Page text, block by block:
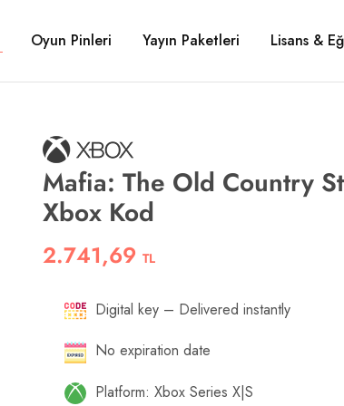
Oyun Pinleri Yayın Paketleri Lisans &
Mafia: The Old Country
Xbox Kod
2.741,69 TL
Digital key – Delivered instantly
No expiration date
Platform: Xbox Series X|S